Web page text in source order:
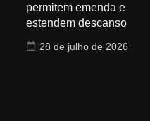
permitem emenda e
estendem descanso
28 de julho de 2026